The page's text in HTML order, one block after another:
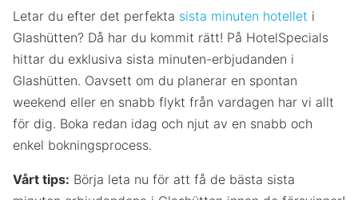
Letar du efter det perfekta sista minuten hotellet i
Glashütten? Då har du kommit rätt! På HotelSpecials
hittar du exklusiva sista minuten-erbjudanden i
Glashütten. Oavsett om du planerar en spontan
weekend eller en snabb flykt från vardagen har vi allt
för dig. Boka redan idag och njut av en snabb och
enkel bokningsprocess.
Vårt tips: Börja leta nu för att få de bästa sista